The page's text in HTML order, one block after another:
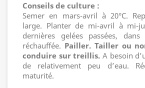
Conseils de culture :
Semer en mars-avril à 20°C.
large. Planter de mi-avril à mi-
dernières gelées passées,
réchauffée. Pailler. Tailler ou
conduire sur treillis. A besoin
de relativement peu d’eau.
maturité.